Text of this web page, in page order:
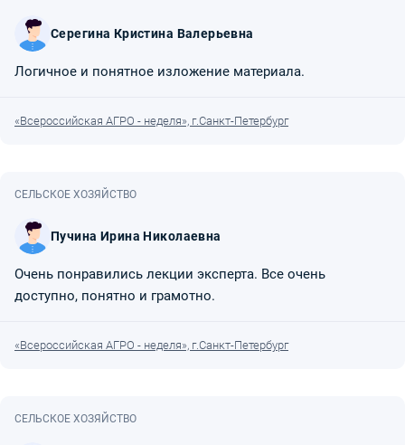
Серегина Кристина Валерьевна
Логичное и понятное изложение материала.
«Всероссийская АГРО - неделя», г.Санкт-Петербург
СЕЛЬСКОЕ ХОЗЯЙСТВО
Пучина Ирина Николаевна
Очень понравились лекции эксперта. Все очень
доступно, понятно и грамотно.
«Всероссийская АГРО - неделя», г.Санкт-Петербург
СЕЛЬСКОЕ ХОЗЯЙСТВО